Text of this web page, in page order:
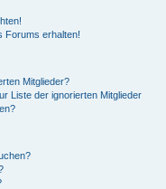
Forums erhalten!
Mitglieder?
Liste der ignorierten Mitglieder